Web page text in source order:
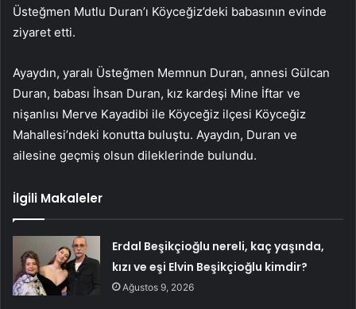
Üsteğmen Mutlu Duran’ı Köyceğiz’deki babasının evinde
ziyaret etti.
Ayaydın, yaralı Üsteğmen Memnun Duran, annesi Gülcan
Duran, babası İhsan Duran, kız kardeşi Mine İftar ve
nişanlısı Merve Kayadibi ile Köyceğiz ilçesi Köyceğiz
Mahallesi’ndeki konutta buluştu. Ayaydın, Duran ve
ailesine geçmiş olsun dileklerinde bulundu.
İlgili Makaleler
Erdal Beşikçioğlu nereli, kaç yaşında,
kızı ve eşi Elvin Beşikçioğlu kimdir?
Ağustos 9, 2026